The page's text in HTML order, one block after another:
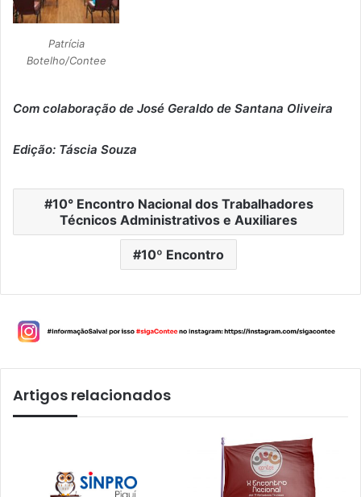
Patrícia
Botelho/Contee
Com colaboração de José Geraldo de Santana Oliveira
Edição: Táscia Souza
10° Encontro Nacional dos Trabalhadores
Técnicos Administrativos e Auxiliares
10º Encontro
Artigos relacionados